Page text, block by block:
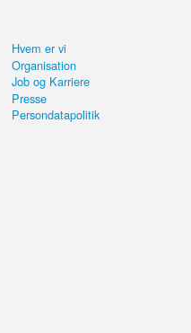
Hvem er vi
Organisation
Job og Karriere
Presse
Persondatapolitik